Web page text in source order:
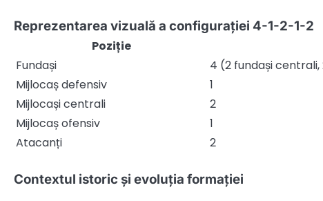
Reprezentarea vizuală a configurației 4-1-2-1-2
Poziție
Fundași
4 (2 fundași
Mijlocaș defensiv
1
Mijlocași centrali
2
Mijlocaș ofensiv
1
Atacanți
2
Contextul istoric și evoluția formației